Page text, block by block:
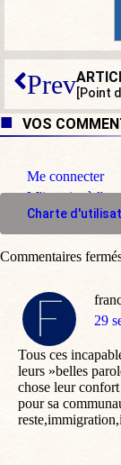
Prev
VOS
Me connecter
M'inscrire à
Charte
dit
29
Tous ces
leurs »belles
chose leur
pour sa
Commentaires